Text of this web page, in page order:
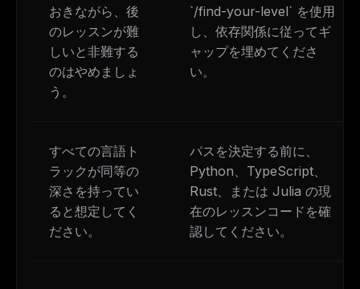
おきながら、後
のレッスンが難
しいと非難する
のはやめましょ
う。
`/find-your-level` を使用
し、依存関係に従ってギ
ャップを埋めてくださ
い。
すべての言語ト
ラックが同等の
深さを持ってい
ると想定してく
ださい。
パスを決定する前に、
Python、TypeScript、
Rust、または Julia の現
在のレッスンコードを確
認してください。